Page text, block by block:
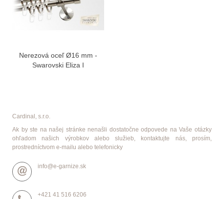
Nerezová oceľ Ø16 mm -
Swarovski Eliza I
Cardinal, s.r.o.
Ak by ste na našej stránke nenašli dostatočne odpovede na Vaše otázky
ohľadom našich výrobkov alebo služieb, kontaktujte nás, prosím,
prostredníctvom e-mailu alebo telefonicky
info@e-garnize.sk
+421 41 516 6206